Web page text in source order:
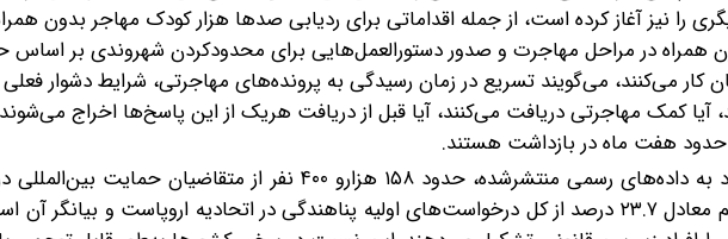
نیز آغاز کرده است، از جمله اقداماتی برای ردیابی صدها هزار کودک مهاجر بدون
در مراحل مهاجرت و صدور دستورالعمل‌هایی برای محدودکردن شهروندی بر اساس
کار می‌کنند، می‌گویند تسریع در زمان رسیدگی به پرونده‌های مهاجرتی، شرایط دشوار فعلی
آیا کمک مهاجرتی دریافت می‌کنند، آیا قبل از دریافت هریک از این پاسخ‌ها اخراج
هفت ماه در بازداشت هستند.
در اروپا هم شرایط ایدئال نیست. با استناد به داده‌های رسمی منتشر‌شده، حدود ۱۵۸ هزار‌و ۴۰۰ نفر از متقاضیان
۲۰۲۵ کمتر از ۱۸ سال سن داشته‌اند. این رقم معادل ۲۳.۷ درصد از کل درخواست‌های اولیه پناهندگی در اتحادیه اروپا‌ست و